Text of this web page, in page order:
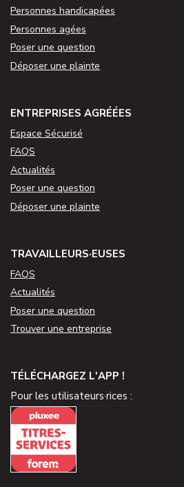
Personnes handicapées
Personnes agées
Poser une question
Déposer une plainte
ENTREPRISES AGRÉÉES
Espace Sécurisé
FAQS
Actualités
Poser une question
Déposer une plainte
TRAVAILLEURS·EUSES
FAQS
Actualités
Poser une question
Trouver une entreprise
TÉLÉCHARGEZ L'APP !
Pour les utilisateurs·rices :